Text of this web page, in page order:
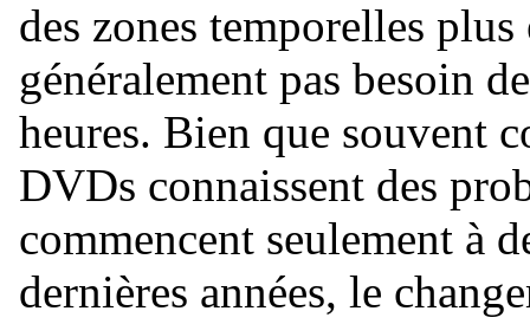
des zones temporelles
généralement pas besoin
heures. Bien que souvent
DVDs connaissent des
commencent seulement à
dernières années, le